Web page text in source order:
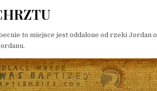
to miejsce jest oddalone od rzeki Jordan o